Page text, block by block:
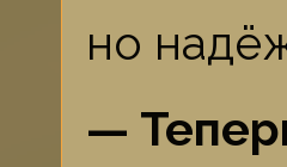
но
—